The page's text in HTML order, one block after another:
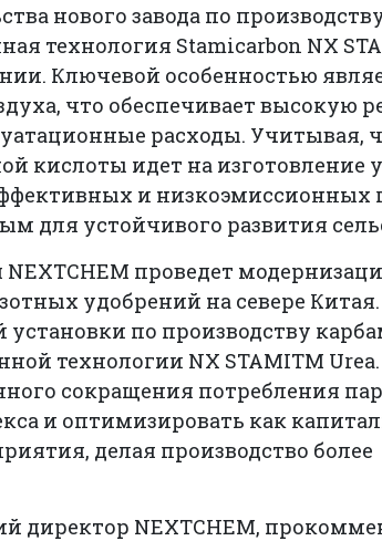
нового завода по
технология Stamicarbon NX
Ключевой особенностью
что обеспечивает высокую
расходы. Учитывая,
кислоты идет на изготовление
и низкоэмиссионных
для устойчивого развития
проведет
удобрений на севере
по производству
технологии NX STAMITM
сокращения потребления
и оптимизировать как
делая производство более
директор NEXTCHEM,